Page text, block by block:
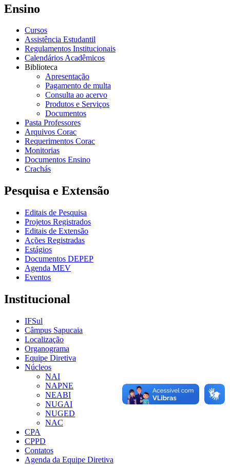
Ensino
Cursos
Assistência Estudantil
Regulamentos Institucionais
Calendários Acadêmicos
Biblioteca
Apresentação
Pagamento de multa
Consulta ao acervo
Produtos e Serviços
Documentos
Pasta Professores
Arquivos Corac
Requerimentos Corac
Monitorias
Documentos Ensino
Crachás
Pesquisa e Extensão
Editais de Pesquisa
Projetos Registrados
Editais de Extensão
Ações Registradas
Estágios
Documentos DEPEP
Agenda MEV
Eventos
Institucional
IFSul
Câmpus Sapucaia
Localização
Organograma
Equipe Diretiva
Núcleos
NAI
NAPNE
NEABI
NUGAI
NUGED
NAC
CPA
CPPD
Contatos
Agenda da Equipe Diretiva